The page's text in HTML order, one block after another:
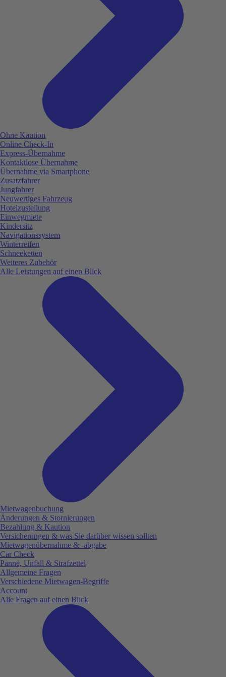
Ohne Kaution
Online Check-In
Express-Übernahme
Kontaktlose Übernahme
Übernahme via Smartphone
Zusatzfahrer
Jungfahrer
Neuwertiges Fahrzeug
Hotelzustellung
Einwegmiete
Kindersitz
Navigationssystem
Winterreifen
Schneeketten
Weiteres Zubehör
Alle Leistungen auf einen Blick
Mietwagenbuchung
Änderungen & Stornierungen
Bezahlung & Kaution
Versicherungen & was Sie darüber wissen sollten
Mietwagenübernahme & -abgabe
Car Check
Panne, Unfall & Strafzettel
Allgemeine Fragen
Verschiedene Mietwagen-Begriffe
Account
Alle Fragen auf einen Blick